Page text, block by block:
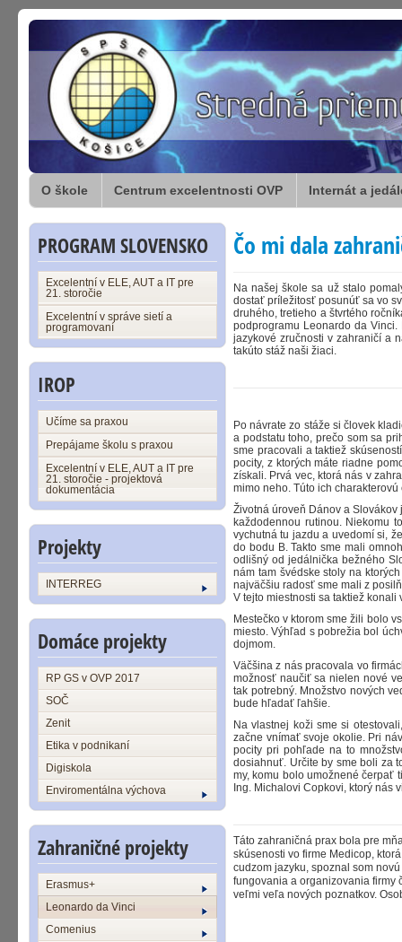
O škole Centrum excelentnosti OVP Internát a
PROGRAM SLOVENSKO
Excelentní v ELE, AUT a IT pre
21. storočie
Excelentní v správe sietí a
programovaní
IROP
Učíme sa praxou
Prepájame školu s praxou
Excelentní v ELE, AUT a IT pre
21. storočie - projektová
dokumentácia
Projekty
INTERREG
Domáce projekty
RP GS v OVP 2017
SOČ
Zenit
Etika v podnikaní
Digiskola
Enviromentálna výchova
Zahraničné projekty
Erasmus+
Leonardo da Vinci
Comenius
Čo mi dala
Na našej škole sa už stalo
dostať príležitosť posunúť sa vo
druhého, tretieho a štvrtého
podprogramu Leonardo da
jazykové zručnosti v zahraničí a
takúto stáž naši žiaci.
Po návrate zo stáže si človek
a podstatu toho, prečo som sa
sme pracovali a taktiež
pocity, z ktorých máte riadne
získali. Prvá vec, ktorá nás v
mimo neho. Túto ich
Životná úroveň Dánov a
každodennou rutinou. Niekomu
vychutná tu jazdu a uvedomí si,
do bodu B. Takto sme mali
odlišný od jedálnička bežného
nám tam švédske stoly na
najväčšiu radosť sme mali z
V tejto miestnosti sa taktiež
Mestečko v ktorom sme žili bolo
miesto. Výhľad s pobrežia bol
dojmom.
Väčšina z nás pracovala vo
možnosť naučiť sa nielen nové
tak potrebný. Množstvo nových
bude hľadať ľahšie.
Na vlastnej koži sme si
začne vnímať svoje okolie. Pri
pocity pri pohľade na to
dosiahnuť. Určite by sme boli za
my, komu bolo umožnené čerpať
Ing. Michalovi Copkovi, ktorý nás
Táto zahraničná prax bola pre
skúsenosti vo firme Medicop,
cudzom jazyku, spoznal som
fungovania a organizovania firmy
veľmi veľa nových poznatkov.